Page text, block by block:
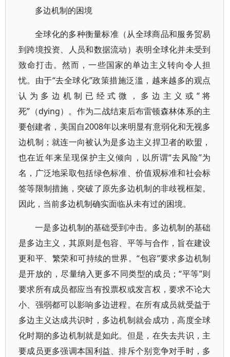
多边机制的困境
全球化的多种衡量标准（从全球商品和服务贸易
到跨境投资、人员和数据流动）表明全球化并未受到
致命打击。然而，一些国家的单边主义转向令人担
忧。由于“去全球化”政策措施泛滥，越来越多的观点
认为多边机制已经式微，多边主义或“将
死”（dying）。作为二战结束后布雷顿森林体系的主
要创建者，美国自2008年以来明显有意弱化和无视多
边机制；就连一向被认为是多边主义捍卫者的欧盟，
也在近年来呈现保护主义倾向，以所谓“去风险”为
名，广泛地采取包括绿色标准、价值观标准和社会标
签等限制措施，突破了原先多边机制的非歧视框架。
因此，当前多边机制确实面临从未有过的困境。
一是多边机制的基础受到冲击。多边机制的基础
是多边主义，其原则是包容、平等与合作，旨在建设
更和平、繁荣和可持续的世界。“包容”要求多边机制
是开放的，尽量纳入更多不同类型的成员；“平等”则
要求所有成员都应当有投票权或发言权，要求不论大
小、强弱都可以影响多边进程。在所有成员就受益于
多边主义达成共识时，多边机制就会成功，高度全球
化时期的多边机制就是如此。但是，在失去共识，主
要成员更多强调本国利益、排斥个别竞争对手时，多